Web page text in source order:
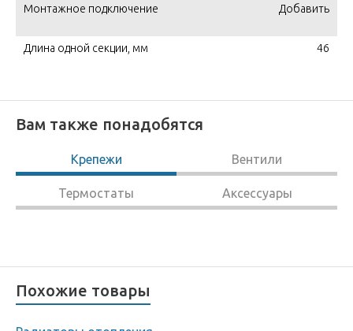
Монтажное подключение Добавить
Длина одной секции, мм 46
Вам также понадобятся
Крепежи Вентили
Термостаты Аксессуары
Похожие товары